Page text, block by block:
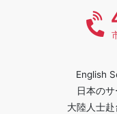
English
日本の
大陸人士赴